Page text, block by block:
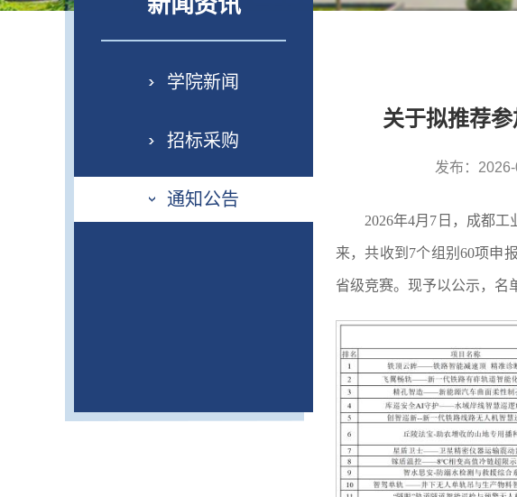
学院新闻
招标采购
通知公告
关于拟推荐
发布：
2026年4月7日，成都
来，共收到7个组别60项申
省级竞赛。现予以公示，名